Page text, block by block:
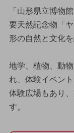
「山形県立博物
要天然記念物「
形の自然と文化
地学、植物、動
れ、体験イベン
体験広場もあり
す。